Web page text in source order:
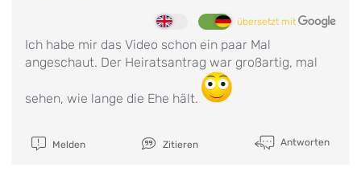
übersetzt mit
Ich habe mir das Video schon ein paar Mal
angeschaut. Der Heiratsantrag war großartig, mal
sehen, wie lange die Ehe hält.
Melden Zitieren Antworten